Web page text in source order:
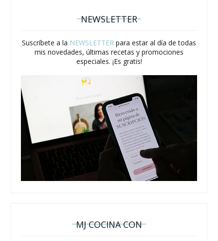
NEWSLETTER
Suscríbete a la NEWSLETTER para estar al día de todas
mis novedades, últimas recetas y promociones
especiales. ¡Es gratis!
MJ COCINA CON